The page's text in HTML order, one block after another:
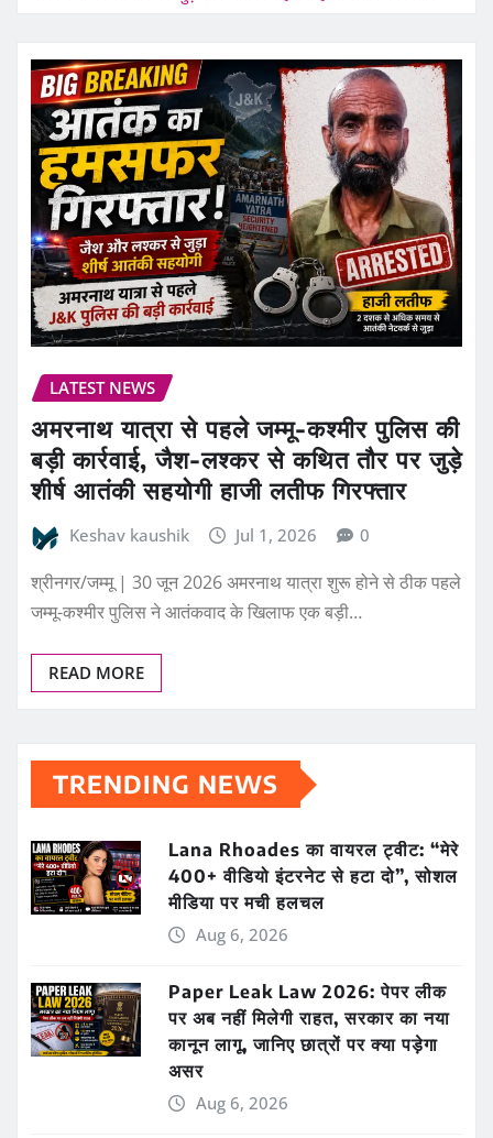
LATEST NEWS
अमरनाथ यात्रा से पहले जम्मू-कश्मीर पुलिस की
बड़ी कार्रवाई, जैश-लश्कर से कथित तौर पर जुड़े
शीर्ष आतंकी सहयोगी हाजी लतीफ गिरफ्तार
Keshav kaushik Jul 1, 2026 0
श्रीनगर/जम्मू | 30 जून 2026 अमरनाथ यात्रा शुरू होने से ठीक पहले
जम्मू-कश्मीर पुलिस ने आतंकवाद के खिलाफ एक बड़ी…
READ MORE
TRENDING NEWS
Lana Rhoades का वायरल ट्वीट: “मेरे
400+ वीडियो इंटरनेट से हटा दो”, सोशल
मीडिया पर मची हलचल
Aug 6, 2026
Paper Leak Law 2026: पेपर लीक
पर अब नहीं मिलेगी राहत, सरकार का नया
कानून लागू, जानिए छात्रों पर क्या पड़ेगा
असर
Aug 6, 2026